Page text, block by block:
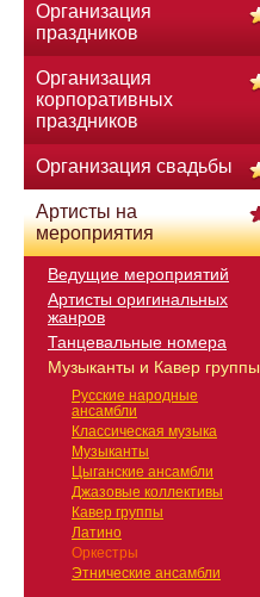
Организация
праздников
Организация
корпоративных
праздников
Организация свадьбы
Артисты на
мероприятия
Ведущие мероприятий
Артисты оригинальных
жанров
Танцевальные номера
Музыканты и Кавер группы
Русские народные
ансамбли
Классическая музыка
Музыканты
Цыганские ансамбли
Джазовые коллективы
Кавер группы
Латино
Оркестры
Этнические ансамбли